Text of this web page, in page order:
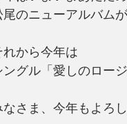
尾のニューアルバム
れから今年は
ングル「愛しのロー
なさま、今年もよろ